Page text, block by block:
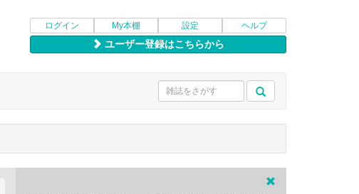
ログイン My本棚 設定 ヘルプ
ユーザー登録はこちらから